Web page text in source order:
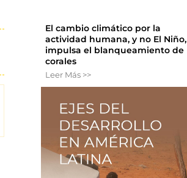
El cambio climático por la
actividad humana, y no El Niño,
impulsa el blanqueamiento de
corales
Leer Más >>